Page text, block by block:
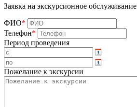
Заявка на экскурсионное обслуживание
ФИО*
Телефон*
Период проведения
Пожелание к экскурсии